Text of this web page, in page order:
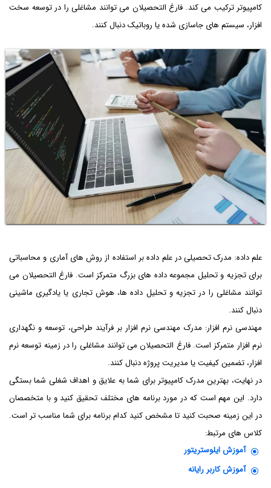
کامپیوتر ترکیب می کند. فارغ التحصیلان می توانند مشاغلی را در توسعه سخت
افزار، سیستم های جاسازی شده یا روباتیک دنبال کنند.
علم داده: مدرک تحصیلی در علم داده بر استفاده از روش های آماری و محاسباتی
برای تجزیه و تحلیل مجموعه داده های بزرگ متمرکز است. فارغ التحصیلان می
توانند مشاغلی را در تجزیه و تحلیل داده ها، هوش تجاری یا یادگیری ماشینی
دنبال کنند.
مهندسی نرم افزار: مدرک مهندسی نرم افزار بر فرآیند طراحی، توسعه و نگهداری
نرم افزار متمرکز است. فارغ التحصیلان می توانند مشاغلی را در زمینه توسعه نرم
افزار، تضمین کیفیت یا مدیریت پروژه دنبال کنند.
در نهایت، بهترین مدرک کامپیوتر برای شما به علایق و اهداف شغلی شما بستگی
دارد. این مهم است که در مورد برنامه های مختلف تحقیق کنید و با متخصصان
در این زمینه صحبت کنید تا مشخص کنید کدام برنامه برای شما مناسب تر است.
کلاس های مرتبط:
آموزش ایلوستریتور
آموزش کاربر رایانه